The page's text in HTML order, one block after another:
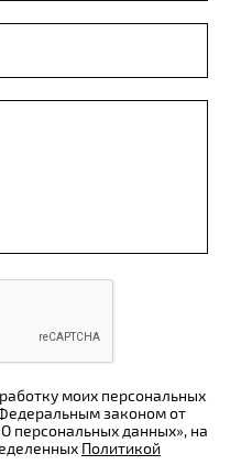
моих персональных
законом от
персональных данных», на
Политикой